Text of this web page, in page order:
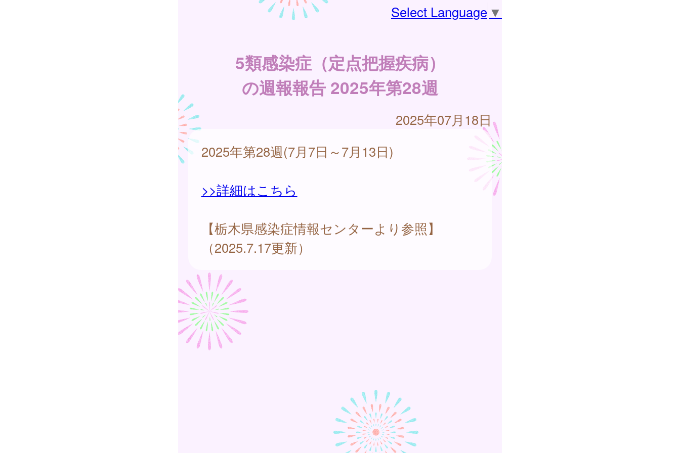
Select Language ▼
5類感染症（定点把握疾病）
の週報報告 2025年第28週
2025年07月18日
2025年第28週(7月7日～7月13日)
>>詳細はこちら
【栃木県感染症情報センターより参照】
（2025.7.17更新）